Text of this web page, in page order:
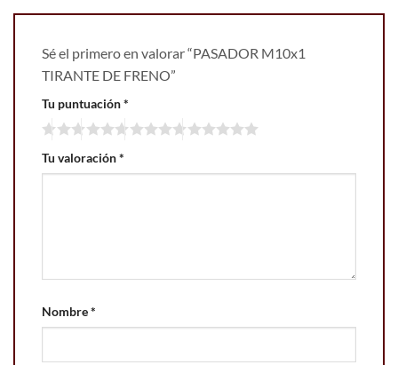
Sé el primero en valorar “PASADOR M10x1
TIRANTE DE FRENO”
Tu puntuación*
Tu valoración*
Nombre*